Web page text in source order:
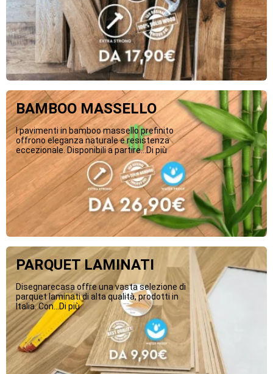
BAMBOO MASSELLO
I pavimenti in bamboo massello prefinito
offrono eleganza naturale e resistenza
eccezionale. Disponibili a partire...Di più
PARQUET LAMINATI
Disegnarecasa offre una vasta selezione di
parquet laminati di alta qualità, prodotti in
Italia. Con...Di più